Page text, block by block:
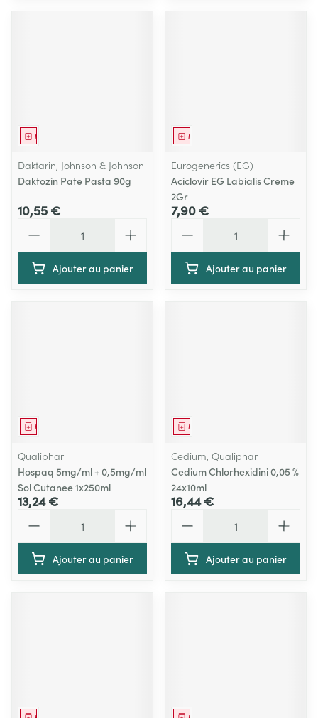
Médicament
Daktarin, Johnson & Johnson
Daktozin Pate Pasta 90g
10,55 €
Ajouter au panier
Médicament
Eurogenerics (EG)
Aciclovir EG Labialis Creme
2Gr
7,90 €
Ajouter au panier
Médicament
Qualiphar
Hospaq 5mg/ml + 0,5mg/ml
Sol Cutanee 1x250ml
13,24 €
Ajouter au panier
Médicament
Cedium, Qualiphar
Cedium Chlorhexidini 0,05 %
24x10ml
16,44 €
Ajouter au panier